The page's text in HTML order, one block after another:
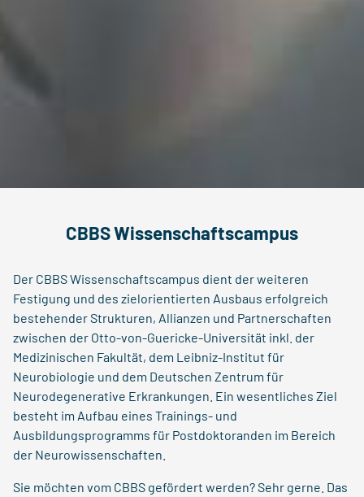
CBBS Wissenschaftscampus
Der CBBS Wissenschaftscampus dient der weiteren
Festigung und des zielorientierten Ausbaus erfolgreich
bestehender Strukturen, Allianzen und Partnerschaften
zwischen der Otto-von-Guericke-Universität inkl. der
Medizinischen Fakultät, dem Leibniz-Institut für
Neurobiologie und dem Deutschen Zentrum für
Neurodegenerative Erkrankungen. Ein wesentliches Ziel
besteht im Aufbau eines Trainings- und
Ausbildungsprogramms für Postdoktoranden im Bereich
der Neurowissenschaften.
Sie möchten vom CBBS gefördert werden? Sehr gerne. Das